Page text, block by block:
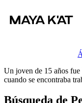
Un joven de 15 años fue herido con arma de fuego esta mañana
cuando se encontraba
Búsqueda de